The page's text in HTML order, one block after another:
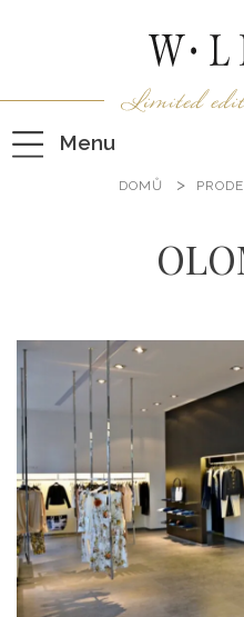
Menu
PODŠITÉ KABÁTKY
VESTY
KALHOTY
SUKNĚ
ŠATY
KABÁTY, BUNDY
DOMŮ